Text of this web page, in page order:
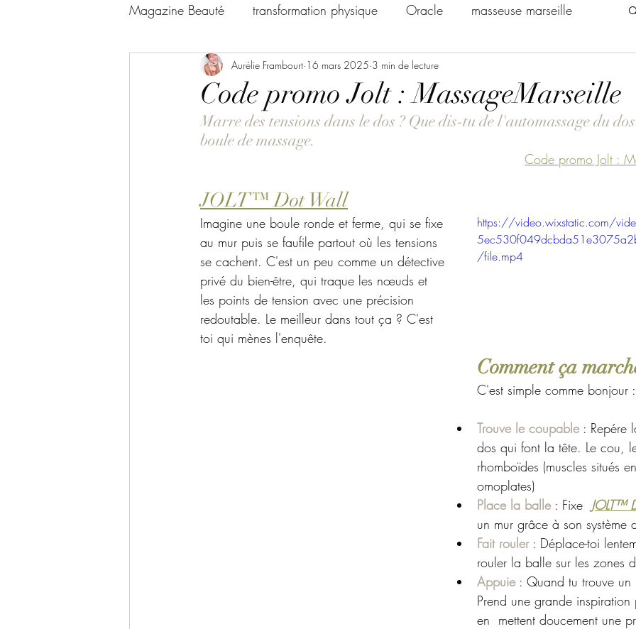
Magazine Beauté transformation physique Oracle masseuse marseille
EVJF MARSEILLE Journaliste bien-être Idées cadeaux expériences
massage aquatique marseille photo thérapie Massage Entreprise Marseille
Nouvelle adresse Bien Être Consulting beauté & bien-être Events
happy body Reportage beauté & bien-être
Code promo Jolt : MassageMarseille
Aurélie Frambourt 16 mars 2025 3 min de lecture
Marre des tensions dans le dos ? Que dis-tu de l'automassage du
boule de massage.
Code promo Jolt :
JOLT™ Dot Wall
https://video.wixstatic.com/
/file.mp4
Imagine une boule ronde et ferme, qui se fixe
au mur puis se faufile partout où les tensions
se cachent. C'est un peu comme un détective
privé du bien-être, qui traque les nœuds et
les points de tension avec une précision
redoutable. Le meilleur dans tout ça ? C'est
toi qui mènes l'enquête.
Comment ça
C'est simple comme bonjour :
Trouve le coupable : Repére
dos qui font la tête. Le cou,
rhomboïdes (muscles situés
omoplates)
Place la balle : Fixe JOLT™
un mur grâce à son système
Fait rouler : Déplace-toi
rouler la balle sur les zones
Appuie : Quand tu trouve un
Prend une grande inspiration
en  mettent doucement une